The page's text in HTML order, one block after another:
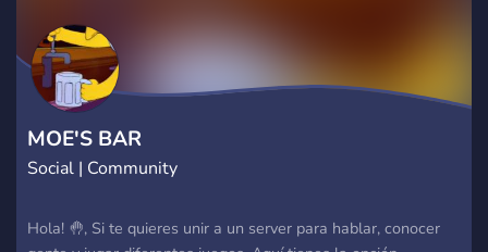
>
MOE'S BAR
Social | Community
Hola! 🤚, Si te quieres unir a un server para hablar, conocer